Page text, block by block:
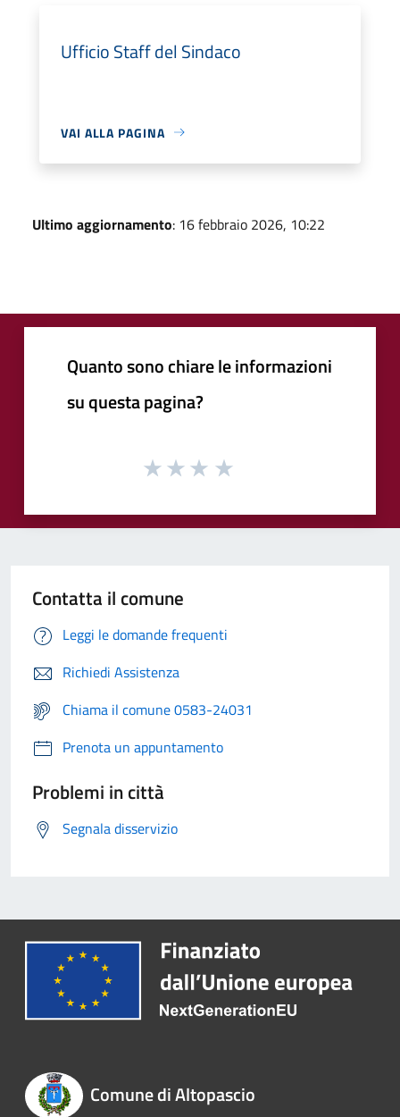
Ufficio Staff del Sindaco
VAI ALLA PAGINA
Ultimo aggiornamento: 16 febbraio 2026, 10:22
Quanto sono chiare le informazioni
su questa pagina?
Contatta il comune
Leggi le domande frequenti
Richiedi Assistenza
Chiama il comune 0583-24031
Prenota un appuntamento
Problemi in città
Segnala disservizio
Comune di Altopascio